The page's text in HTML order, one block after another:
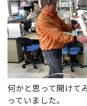
何かと思って開けて
っていました。